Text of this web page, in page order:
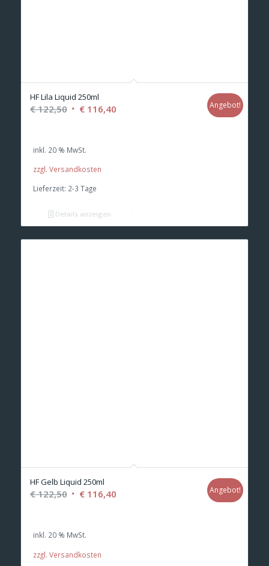
HF Lila Liquid 250ml
€122,50 Ursprünglicher
€ 122,50
€116,40Aktueller
Angebot!
inkl. 20 % MwSt.
zzgl. Versandkosten
Lieferzeit: 2-3 Tage
Details anzeigen
HF Gelb Liquid 250ml
€122,50 Ursprünglicher
€ 122,50
€116,40Aktueller
Angebot!
inkl. 20 % MwSt.
zzgl. Versandkosten